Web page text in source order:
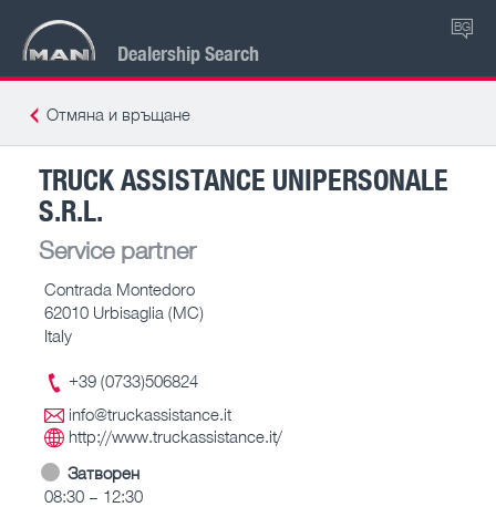
Dealership Search
BG
Отмяна и връщане
TRUCK ASSISTANCE UNIPERSONALE
S.R.L.
Service partner
Contrada Montedoro
62010 Urbisaglia (MC)
Italy
+39 (0733)506824
info@truckassistance.it
http://www.truckassistance.it/
Затворен
08:30 – 12:30